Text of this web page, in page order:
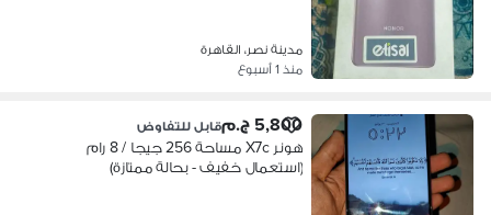
مدينة نصر، القاهرة
منذ 1 أسبوع
5,800 ج.م قابل للتفاوض
هونر X7c مساحة 256 جيجا / 8 رام
(استعمال خفيف - بحالة ممتازة)